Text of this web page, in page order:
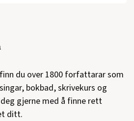
du over 1800 forfattarar som
bokbad, skrivekurs og
gjerne med å finne rett
ditt.